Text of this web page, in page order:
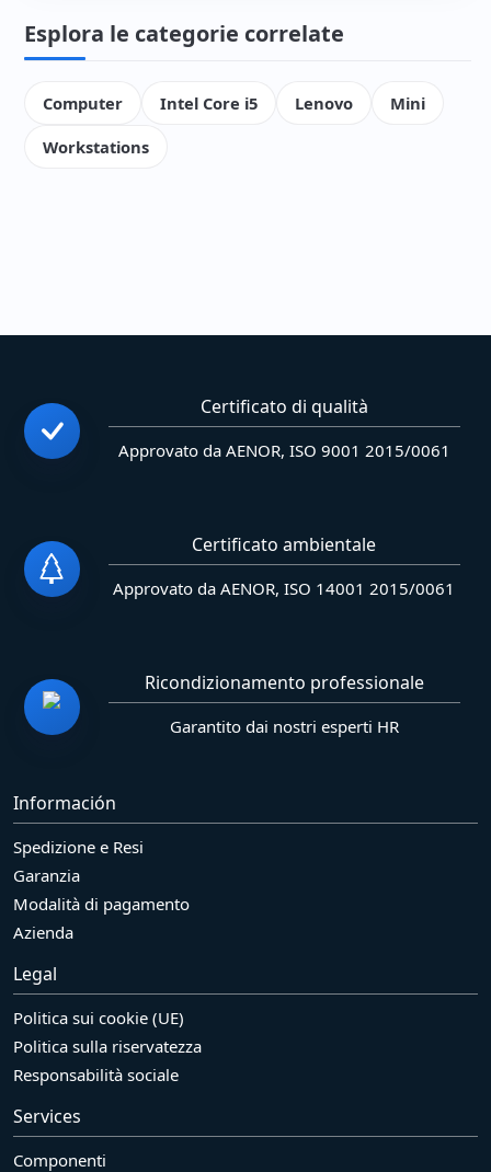
Esplora le categorie correlate
Computer Intel Core i5 Lenovo
Mini
Workstations
Certificato di qualità
Approvato da AENOR, ISO 9001 2015/0061
Certificato ambientale
Approvato da AENOR, ISO 14001 2015/0061
Ricondizionamento professionale
Garantito dai nostri esperti HR
Información
Spedizione e Resi
Garanzia
Modalità di pagamento
Azienda
Legal
Politica sui cookie (UE)
Politica sulla riservatezza
Responsabilità sociale
Services
Componenti